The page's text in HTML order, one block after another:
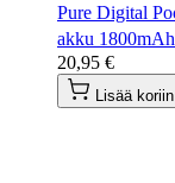
Pure Digital
akku 1800mAh
20,95 €
Lisää koriin